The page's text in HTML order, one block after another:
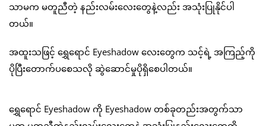
သာမက မတူညီတဲ့ နည်းလမ်းလေးတွေနဲ့လည်း အသုံးပြုနိုင်ပါ
တယ်။
အထူးသဖြင့် ရွှေရောင် Eyeshadow လေးတွေက သင့်ရဲ့ အကြည့်ကို
ပိုပြီးတောက်ပစေသလို ဆွဲဆောင်မှုပိုရှိစေပါတယ်။
ရွှေရောင် Eyeshadow ကို Eyeshadow တစ်ခုတည်းအတွက်သာ